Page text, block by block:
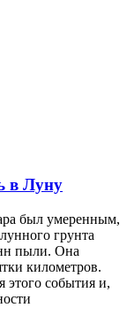
в Луну
был умеренным,
грунта
пыли. Она
километров.
этого события и,